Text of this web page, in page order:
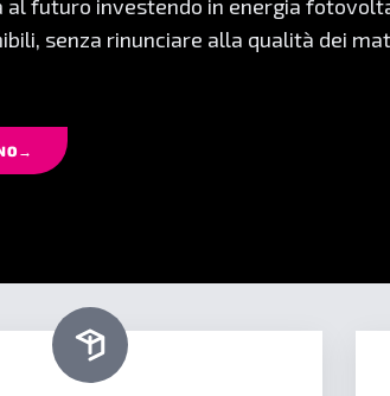
facilità di applicazione e resa
offrire risultati solidi, precisi e